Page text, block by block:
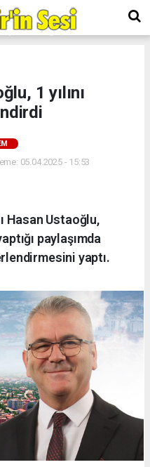
1 yılını
05.04.2025 - 15:53
Hasan Ustaoğlu,
paylaşımda
yaptı.